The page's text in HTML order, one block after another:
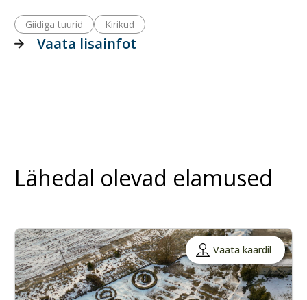
Giidiga tuurid Kirikud
Vaata lisainfot
Lähedal olevad elamused
Vaata kaardil